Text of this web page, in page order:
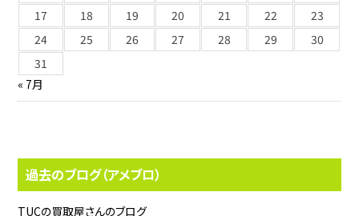
17
18 19 20 21 22
23
24
25 26 27 28 29
30
31
« 7月
過去のブログ（アメブロ）
TUCの買取屋さんのブログ